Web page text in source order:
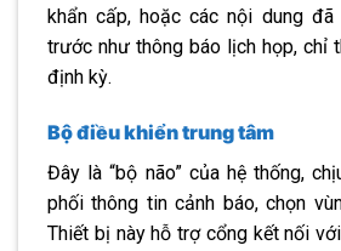
khẩn cấp, hoặc các nội dung
trước như thông báo lịch họp, chỉ
định kỳ.
Bộ điều khiển trung tâm
Đây là “bộ não” của hệ thống,
phối thông tin cảnh báo, chọn
Thiết bị này hỗ trợ cổng kết nối